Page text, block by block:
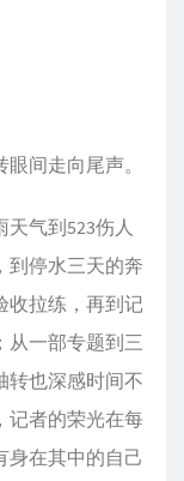
间走向尾声。
气到523伤人
到停水三天的奔
收拉练，再到记
从一部专题到三
转也深感时间不
记者的荣光在每
身在其中的自己